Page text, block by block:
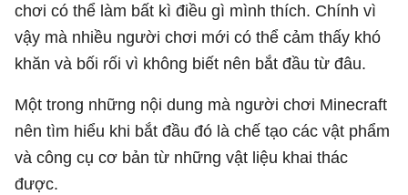
chơi có thể làm bất kì điều gì mình thích. Chính vì
vậy mà nhiều người chơi mới có thể cảm thấy khó
khăn và bối rối vì không biết nên bắt đầu từ đâu.
Một trong những nội dung mà người chơi Minecraft
nên tìm hiểu khi bắt đầu đó là chế tạo các vật phẩm
và công cụ cơ bản từ những vật liệu khai thác
được.